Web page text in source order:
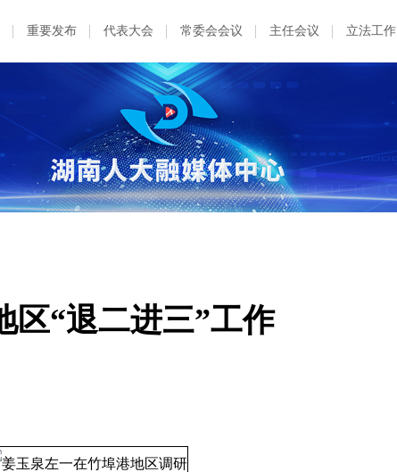
重要发布 代表大会 常委会会议 主任会议 立法工作
区“退二进三”工作